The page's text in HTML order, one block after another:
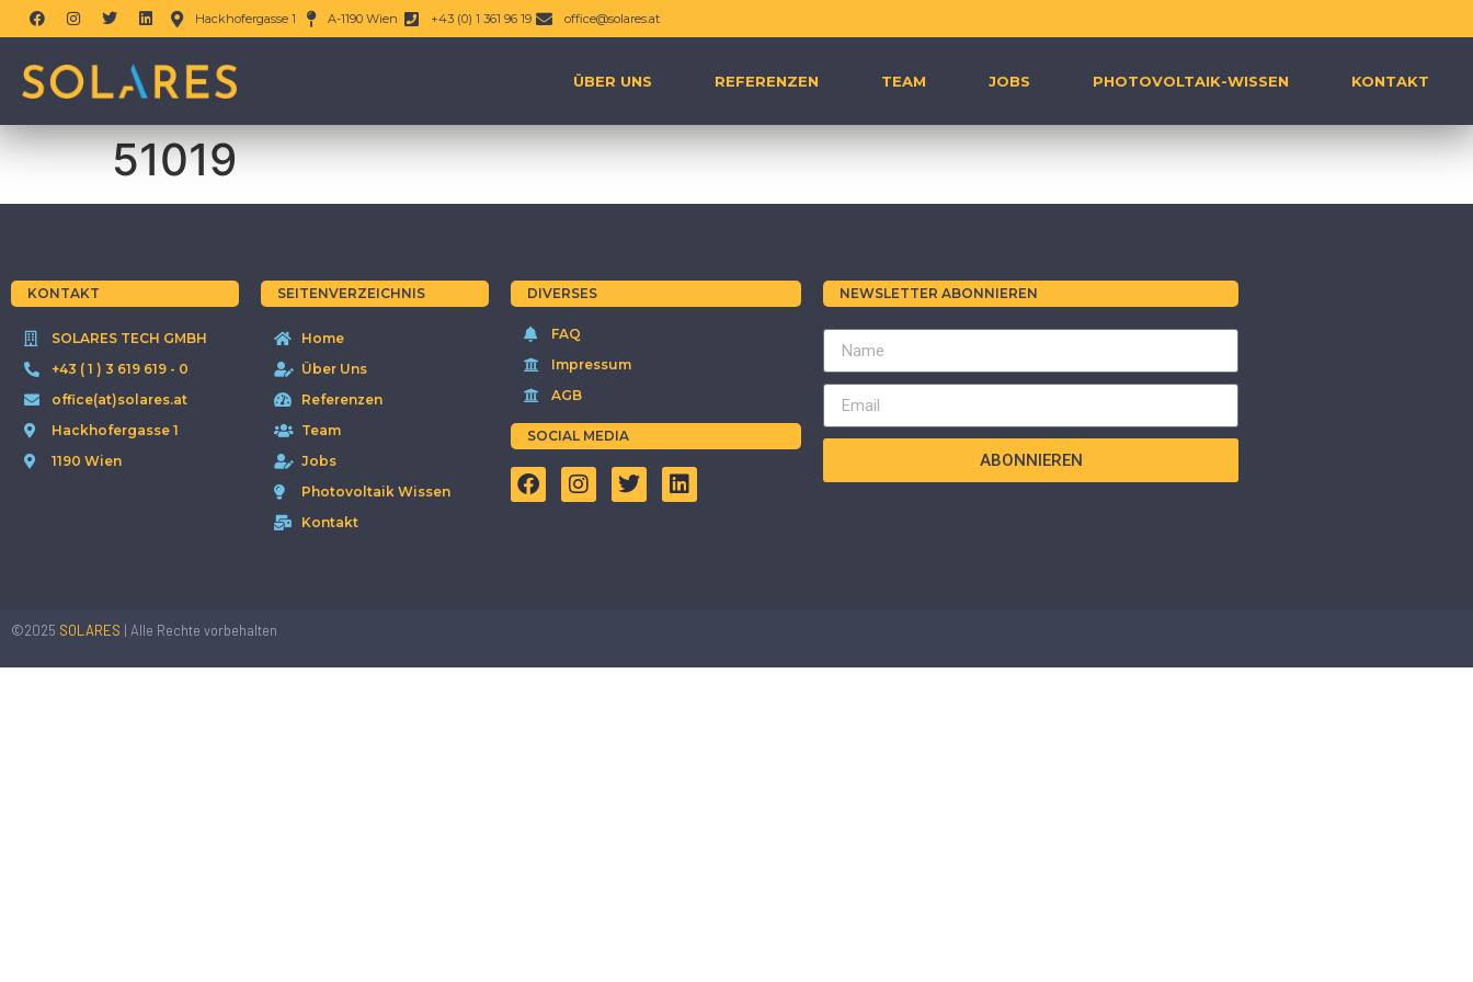
Hackhofergasse 1 A-1190 Wien +43 (0) 1 361 96 19 office@solares.at
ÜBER UNS REFERENZEN TEAM JOBS PHOTOVOLTAIK-WISSEN KONTAKT
51019
KONTAKT
SOLARES TECH GMBH
+43 ( 1 ) 3 619 619 - 0
office(at)solares.at
Hackhofergasse 1
1190 Wien
SEITENVERZEICHNIS
Home
Über Uns
Referenzen
Team
Jobs
Photovoltaik Wissen
Kontakt
DIVERSES
FAQ
Impressum
AGB
SOCIAL MEDIA
NEWSLETTER ABONNIEREN
ABONNIEREN
©2025 SOLARES | Alle Rechte vorbehalten